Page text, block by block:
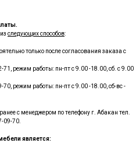
следующих способов:
только после согласования заказа с
71
, режим работы: пн-пт с 9.00 -18.00, сб. с 9.00
70 , режим работы: пн-пт с 9.00 -18.00, сб-вс -
с менеджером по телефону г. Абакан тел.
09-70.
является: